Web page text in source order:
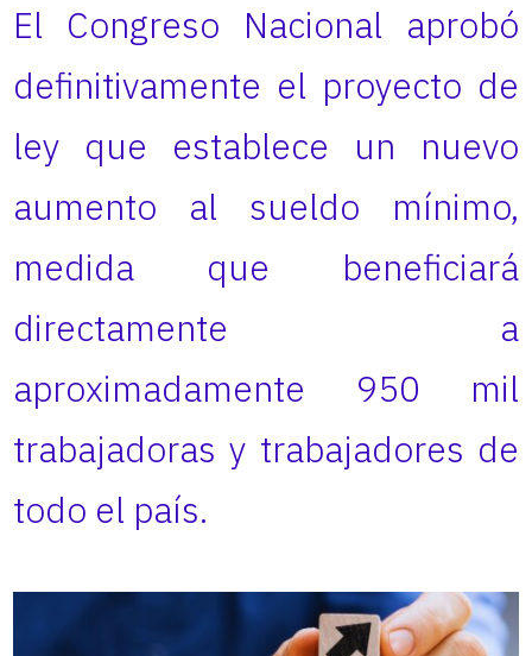
El Congreso Nacional aprobó
definitivamente el proyecto de
ley que establece un nuevo
aumento al sueldo mínimo,
medida que beneficiará
directamente a
aproximadamente 950 mil
trabajadoras y trabajadores de
todo el país.